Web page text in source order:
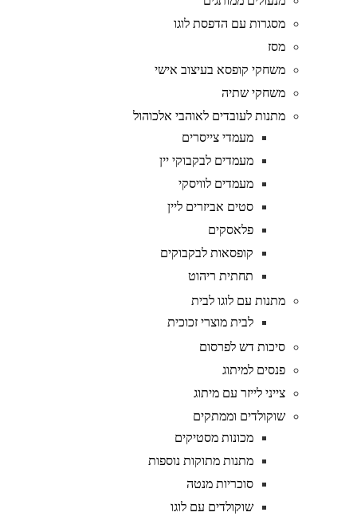
מסגרות עם הדפסת לוגו
מסז
משחקי קופסא בעיצוב אישי
משחקי שתיה
מתנות לעובדים לאוהבי אלכוהול
מעמדי צייסרים
מעמדים לבקבוקי יין
מעמדים לוויסקי
סטים אביזרים ליין
פלאסקים
קופסאות לבקבוקים
תחתית ריהוט
מתנות עם לוגו לבית
לבית מוצרי זכוכית
סיכות דש לפרסום
פנסים למיתוג
צייני לייזר עם מיתוג
שוקולדים וממתקים
מכונות מסטיקים
מתנות מתוקות נוספות
סוכריות מנטה
שוקולדים עם לוגו